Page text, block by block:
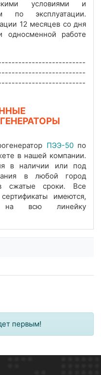
условиями и
по эксплуатации.
12 месяцев со дня
односменной работе
ПЭЭ-50 по
в нашей компании.
в наличии или под
в любой город
сжатые сроки. Все
имеются,
на всю линейку
первым!